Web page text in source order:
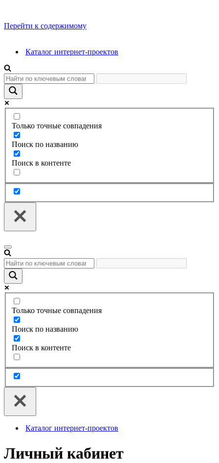
Перейти к содержимому
Каталог интернет-проектов
Только точные совпадения
Поиск по названию
Поиск в контенте
Меню
навигации
Только точные совпадения
Поиск по названию
Поиск в контенте
Каталог интернет-проектов
Личный кабинет